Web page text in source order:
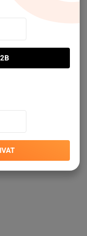
Select limit:
Stort sortiment ✓